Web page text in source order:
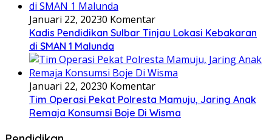
Januari 22, 20230 Komentar
Kadis Pendidikan Sulbar Tinjau Lokasi Kebakaran
di SMAN 1 Malunda
Januari 22, 20230 Komentar
Tim Operasi Pekat Polresta Mamuju, Jaring Anak
Remaja Konsumsi Boje Di Wisma